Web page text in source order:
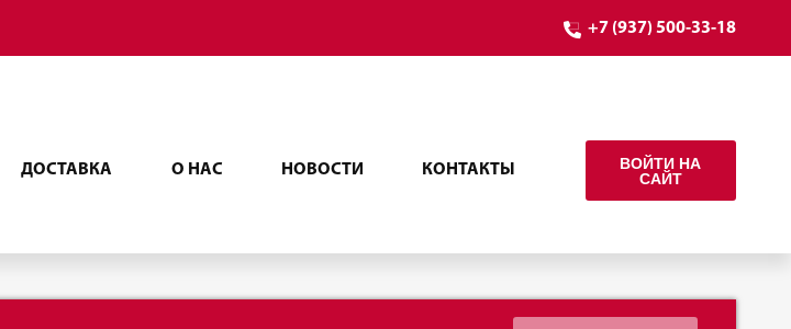
+7 (937) 500-33-18
ДОСТАВКА О НАС НОВОСТИ КОНТАКТЫ
ВОЙТИ НА
САЙТ